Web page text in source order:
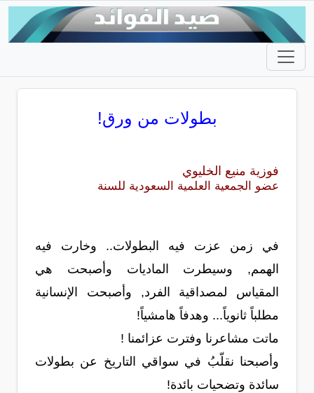
بطولات من ورق!
فوزية منيع الخليوي
عضو الجمعية العلمية السعودية للسنة
في زمن عزت فيه البطولات.. وخارت فيه
الهمم, وسيطرت الماديات وأصبحت هي
المقياس لمصداقية الفرد, وأصبحت الإنسانية
مطلباً ثانوياً... وهدفاً هامشياً!
ماتت مشاعرنا وفترت عزائمنا !
وأصبحنا نقلّبُ في سواقي التاريخ عن بطولات
سائدة وتضحيات بائدة!